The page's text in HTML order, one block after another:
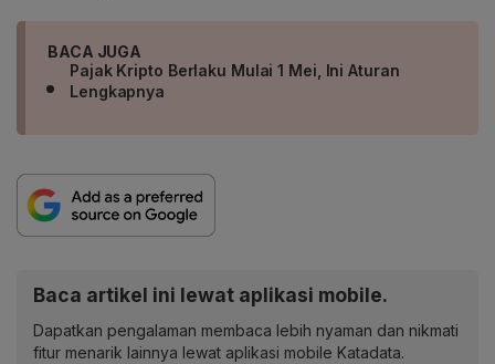
BACA JUGA
Pajak Kripto Berlaku Mulai 1 Mei, Ini Aturan
Lengkapnya
Baca artikel ini lewat aplikasi mobile.
Dapatkan pengalaman membaca lebih nyaman dan nikmati
fitur menarik lainnya lewat aplikasi mobile Katadata.